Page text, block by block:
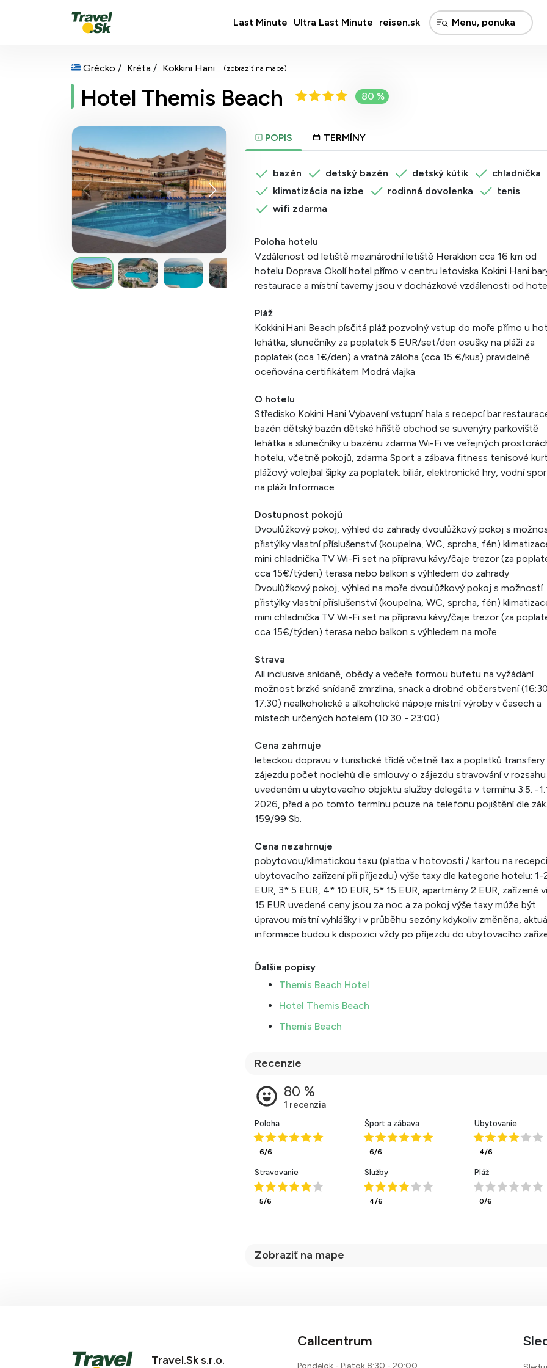
Last Minute Ultra Last Minute reisen.sk
Grécko Kréta Kokkini Hani (zobraziť na mape)
Hotel Themis Beach 80 %
POPIS TERMÍNY
bazén detský bazén detský kútik
chladnička
klimatizácia na izbe
rodinná dovolenka
tenis
wifi zdarma
Poloha hotelu
Vzdálenost od letiště mezinárodní letiště Heraklion cca 16 km od
hotelu Doprava Okolí hotel přímo v centru letoviska Kokini Hani
restaurace a místní taverny jsou v docházkové vzdálenosti od
Pláž
Kokkini Hani Beach písčitá pláž pozvolný vstup do moře přímo u
lehátka, slunečníky za poplatek 5 EUR/set/den osušky na pláži za
poplatek (cca 1€/den) a vratná záloha (cca 15 €/kus) pravidelně
oceňována certifikátem Modrá vlajka
O hotelu
Středisko Kokini Hani Vybavení vstupní hala s recepcí bar
bazén dětský bazén dětské hřiště obchod se suvenýry parkoviště
lehátka a slunečníky u bazénu zdarma Wi-Fi ve veřejných
hotelu, včetně pokojů, zdarma Sport a zábava fitness tenisové
plážový volejbal šipky za poplatek: biliár, elektronické hry, vodní
na pláži Informace
Dostupnost pokojů
Dvoulůžkový pokoj, výhled do zahrady dvoulůžkový pokoj s
přistýlky vlastní příslušenství (koupelna, WC, sprcha, fén)
mini chladnička TV Wi-Fi set na přípravu kávy/čaje trezor (za
cca 15€/týden) terasa nebo balkon s výhledem do zahrady
Dvoulůžkový pokoj, výhled na moře dvoulůžkový pokoj s možností
přistýlky vlastní příslušenství (koupelna, WC, sprcha, fén)
mini chladnička TV Wi-Fi set na přípravu kávy/čaje trezor (za
cca 15€/týden) terasa nebo balkon s výhledem na moře
Strava
All inclusive snídaně, obědy a večeře formou bufetu na vyžádání
možnost brzké snídaně zmrzlina, snack a drobné občerstvení
17:30) nealkoholické a alkoholické nápoje místní výroby v časech a
místech určených hotelem (10:30 - 23:00)
Cena zahrnuje
leteckou dopravu v turistické třídě včetně tax a poplatků transfery
zájezdu počet noclehů dle smlouvy o zájezdu stravování v rozsahu
uvedeném u ubytovacího objektu služby delegáta v termínu 3.5. -
2026, před a po tomto termínu pouze na telefonu pojištění dle
159/99 Sb.
Cena nezahrnuje
pobytovou/klimatickou taxu (platba v hotovosti / kartou na recepci
ubytovacího zařízení při příjezdu) výše taxy dle kategorie hotelu: 1-
EUR, 3* 5 EUR, 4* 10 EUR, 5* 15 EUR, apartmány 2 EUR, zařízené
15 EUR uvedené ceny jsou za noc a za pokoj výše taxy může být
úpravou místní vyhlášky i v průběhu sezóny kdykoliv změněna,
informace budou k dispozici vždy po příjezdu do ubytovacího
Ďalšie popisy
Themis Beach Hotel
Hotel Themis Beach
Themis Beach
Recenzie
Poloha
6/6
Šport a zábava
6/6
Ubytovanie
4/6
Stravovanie
5/6
Služby
4/6
Pláž
0/6
Zobraziť na mape
Travel.Sk s.r.o.
Callcentrum
Pondelok - Piatok 8:30 - 20:00,